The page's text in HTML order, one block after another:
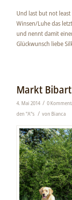
Und last but not
Winsen/Luhe das
und nennt damit
Glückwunsch liebe
Markt Bibart
4. Mai 2014 / 0
den "A"s / von Bianca